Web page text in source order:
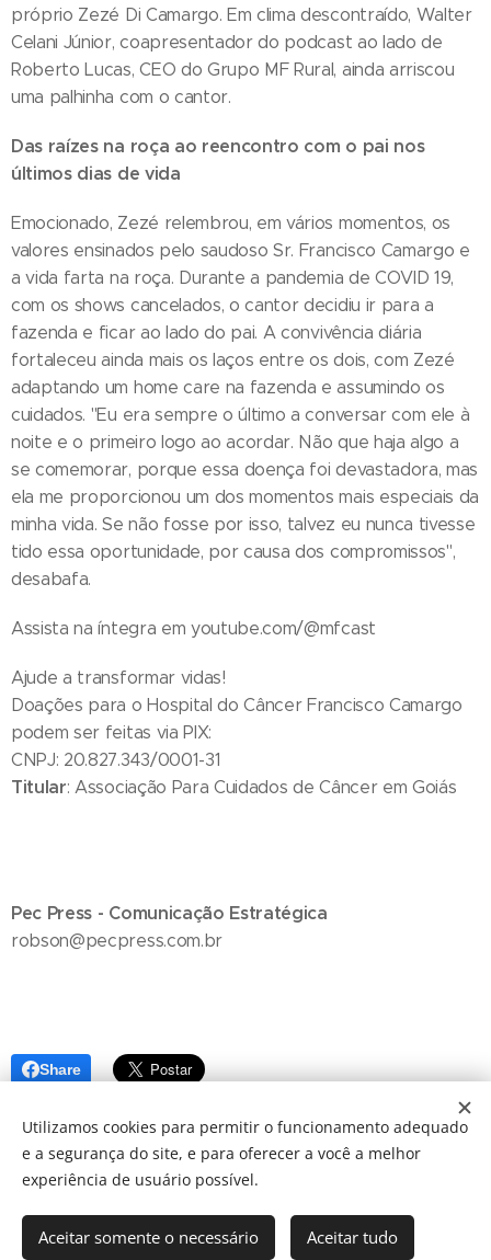
próprio Zezé Di Camargo. Em clima descontraído, Walter
Celani Júnior, coapresentador do podcast ao lado de
Roberto Lucas, CEO do Grupo MF Rural, ainda arriscou
uma palhinha com o cantor.
Das raízes na roça ao reencontro com o pai nos
últimos dias de vida
Emocionado, Zezé relembrou, em vários momentos, os
valores ensinados pelo saudoso Sr. Francisco Camargo e
a vida farta na roça. Durante a pandemia de COVID 19,
com os shows cancelados, o cantor decidiu ir para a
fazenda e ficar ao lado do pai. A convivência diária
fortaleceu ainda mais os laços entre os dois, com Zezé
adaptando um home care na fazenda e assumindo os
cuidados. "Eu era sempre o último a conversar com ele à
noite e o primeiro logo ao acordar. Não que haja algo a
se comemorar, porque essa doença foi devastadora, mas
ela me proporcionou um dos momentos mais especiais da
minha vida. Se não fosse por isso, talvez eu nunca tivesse
tido essa oportunidade, por causa dos compromissos",
desabafa.
Assista na íntegra em youtube.com/@mfcast
Ajude a transformar vidas!
Doações para o Hospital do Câncer Francisco Camargo
podem ser feitas via PIX:
CNPJ: 20.827.343/0001-31
Titular: Associação Para Cuidados de Câncer em Goiás
Pec Press - Comunicação Estratégica
robson@pecpress.com.br
Share
© 2024 JBarretos Eventos.
Utilizamos cookies para permitir o funcionamento adequado
e a segurança do site, e para oferecer a você a melhor
experiência de usuário possível.
Aceitar somente o necessário Aceitar tudo